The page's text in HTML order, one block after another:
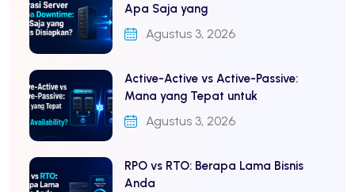
Apa Saja yang
Agustus 3, 2026
Active-Active vs Active-Passive:
Mana yang Tepat untuk
Agustus 3, 2026
RPO vs RTO: Berapa Lama Bisnis
Anda